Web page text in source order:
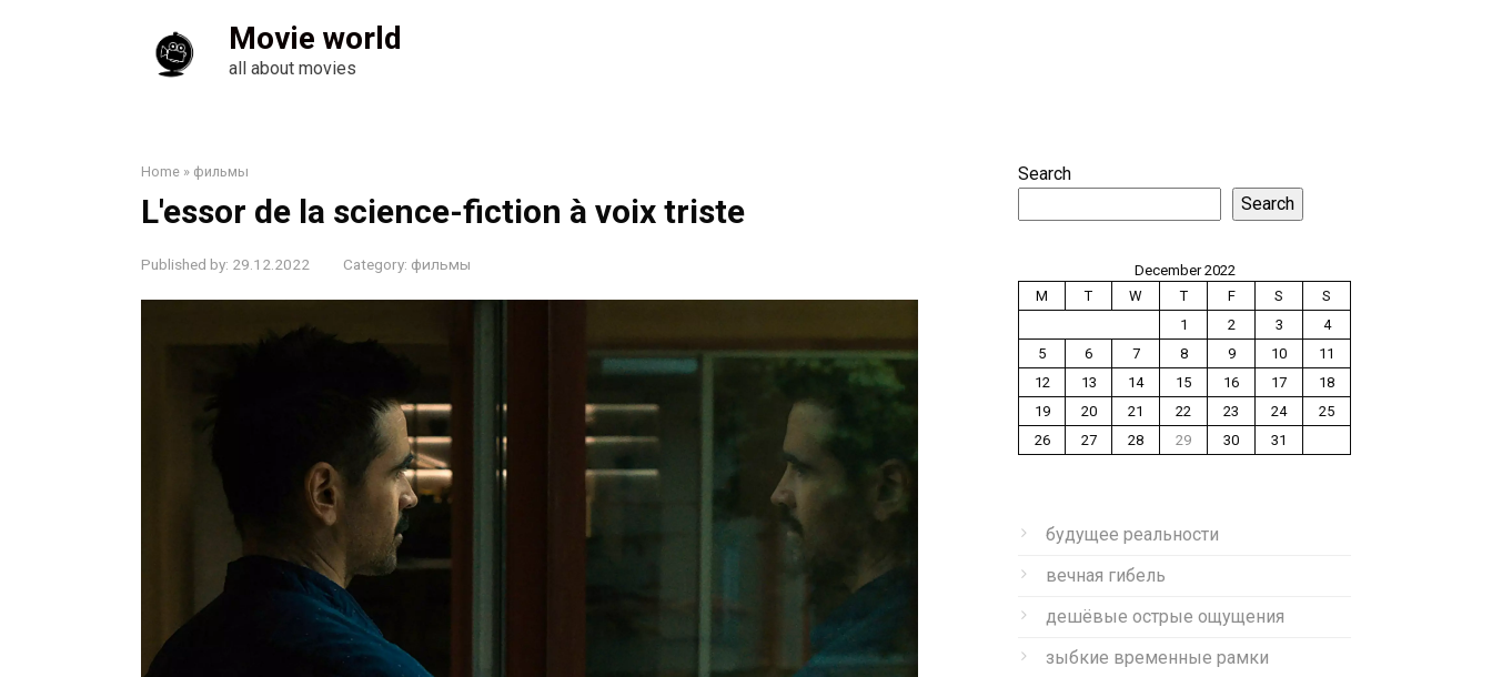
Movie world
all about movies
Home » фильмы
L'essor de la science-fiction à voix triste
Published by: 29.12.2022 Category: фильмы
Search
Search
December 2022
M
T W T F S
S
1
2 3
4
5
6 7 8 9 10
11
12
13 14 15 16 17
18
19
20 21 22 23 24
25
26
27 28 29 30 31
будущее реальности
вечная гибель
дешёвые острые ощущения
зыбкие временные рамки